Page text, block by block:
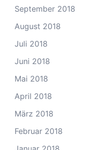
September 2018
August 2018
Juli 2018
Juni 2018
Mai 2018
April 2018
März 2018
Februar 2018